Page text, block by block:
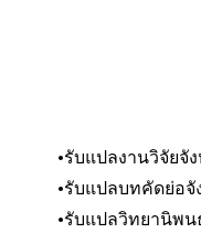
รับแปลงานวิจัยจั
รับแปลบทคัดย่อจั
รับแปลวิทยานิพน